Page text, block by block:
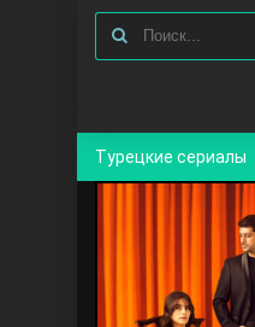
Турецкие сериалы